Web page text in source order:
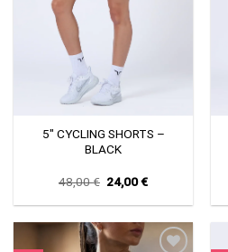
5″ CYCLING SHORTS –
BLACK
48,00€ Original
price
was:
24,00€Current
is: